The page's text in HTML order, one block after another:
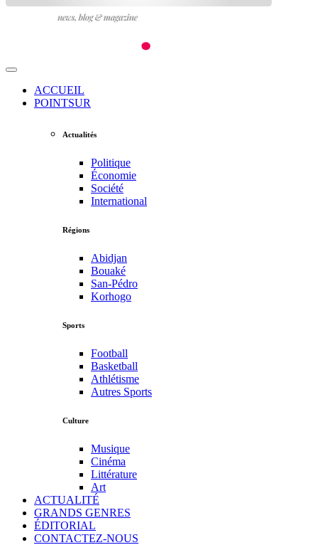
ACCUEIL
POINTSUR
Actualités
Politique
Économie
Société
International
Régions
Abidjan
Bouaké
San-Pédro
Korhogo
Sports
Football
Basketball
Athlétisme
Autres Sports
Culture
Musique
Cinéma
Littérature
Art
ACTUALITÉ
GRANDS GENRES
ÉDITORIAL
CONTACTEZ-NOUS